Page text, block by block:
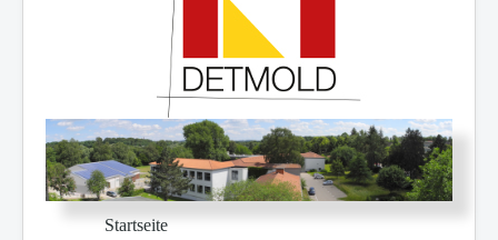
Startseite